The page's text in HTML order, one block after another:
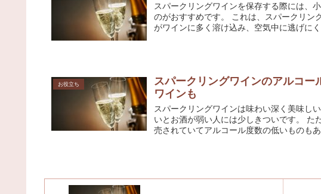
スパークリングワインを保存する際には、
のがおすすめです。 これは、スパークリン
がワインに多く溶け込み、空気中に逃げに
お役立ち
スパークリングワインのアルコ
ワインも
スパークリングワインは味わい深く美味し
いとお酒が弱い人には少しきついです。 た
売されていてアルコール度数の低いものも